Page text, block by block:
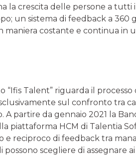
la crescita delle persone a tutti
un sistema di feedback a 360
maniera costante e continua in
“Ifis Talent” riguarda il
sul confronto tra
partire da gennaio 2021 la
piattaforma HCM di Talentia
reciproco di feedback tra
scegliere di assegnare